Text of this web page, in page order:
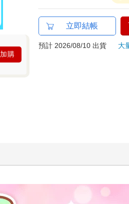
加購
立即結帳
預計 2026/08/10 出貨 大